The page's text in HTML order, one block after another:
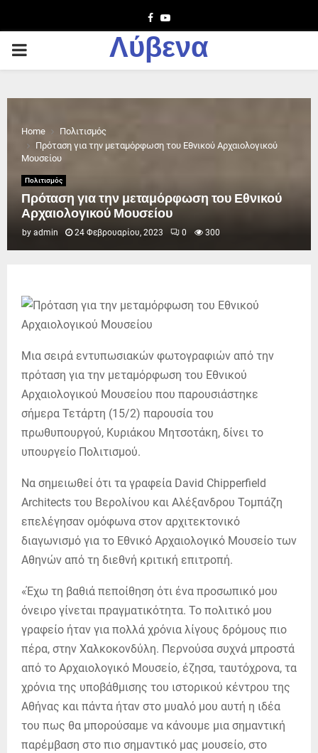
Facebook
Youtube
PRIMARY
Λύβενα
Home
Πολιτισμός
Πρόταση για την μεταμόρφωση του Εθνικού Αρχαιολογικού
Μουσείου
Πολιτισμός
Πρόταση για την μεταμόρφωση του Εθνικού
Αρχαιολογικού Μουσείου
by admin 24 Φεβρουαρίου, 2023 0 300
Μια σειρά εντυπωσιακών φωτογραφιών από την
πρόταση για την μεταμόρφωση του Εθνικού
Αρχαιολογικού Μουσείου που παρουσιάστηκε
σήμερα Τετάρτη (15/2) παρουσία του
πρωθυπουργού, Κυριάκου Μητσοτάκη, δίνει το
υπουργείο Πολιτισμού.
Να σημειωθεί ότι τα γραφεία David Chipperfield
Architects του Βερολίνου και Αλέξανδρου Τοµπάζη
επελέγησαν οµόφωνα στον αρχιτεκτονικό
διαγωνισµό για το Εθνικό Αρχαιολογικό Μουσείο των
Αθηνών από τη διεθνή κριτική επιτροπή.
«Έχω τη βαθιά πεποίθηση ότι ένα προσωπικό μου
όνειρο γίνεται πραγματικότητα. Το πολιτικό μου
γραφείο ήταν για πολλά χρόνια λίγους δρόμους πιο
πέρα, στην Χαλκοκονδύλη. Περνούσα συχνά μπροστά
από το Αρχαιολογικό Μουσείο, έζησα, ταυτόχρονα, τα
χρόνια της υποβάθμισης του ιστορικού κέντρου της
Αθήνας και πάντα ήταν στο μυαλό μου αυτή η ιδέα
του πως θα μπορούσαμε να κάνουμε μια σημαντική
παρέμβαση στο πιο σημαντικό μας μουσείο, στο